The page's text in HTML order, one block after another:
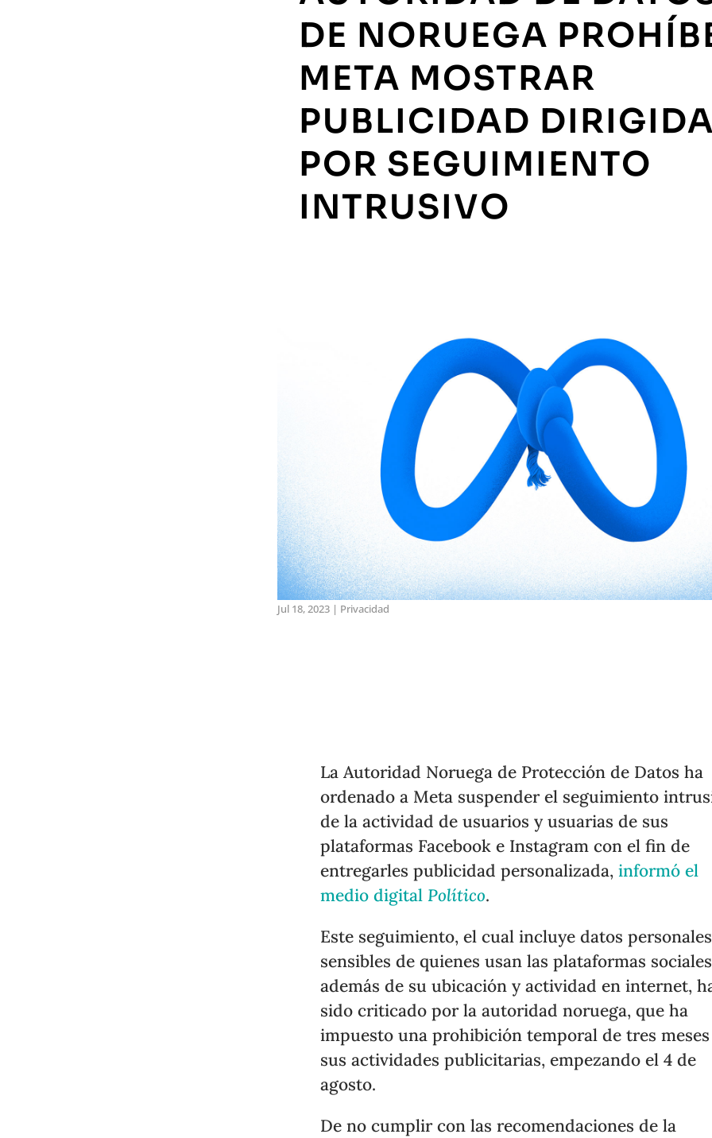
DE NORUEGA
META MOSTRAR
PUBLICIDAD DIRIGIDA
POR SEGUIMIENTO
INTRUSIVO
Jul 18, 2023 | Privacidad
La Autoridad Noruega de Protección de Datos ha
ordenado a Meta suspender el seguimiento
de la actividad de usuarios y usuarias de sus
plataformas Facebook e Instagram con el fin de
entregarles publicidad personalizada,informó el
medio digitalPolítico.
Este seguimiento, el cual incluye datos
sensibles de quienes usan las plataformas
además de su ubicación y actividad en internet,
sido criticado por la autoridad noruega, que ha
impuesto una prohibición temporal de tres
sus actividades publicitarias, empezando el 4 de
agosto.
De no cumplir con las recomendaciones de la